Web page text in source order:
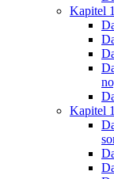
Kapitel
Kapitel